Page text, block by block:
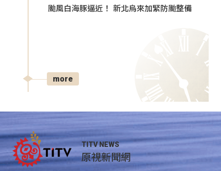
颱風白海豚逼近！ 新北烏來加緊防颱整備
more
TITV NEWS
原視新聞網